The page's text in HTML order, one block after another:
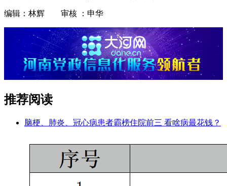
编辑：林辉 审核 ：申华
推荐阅读
脑梗、肺炎、冠心病患者霸榜住院前三 看啥病最花钱？